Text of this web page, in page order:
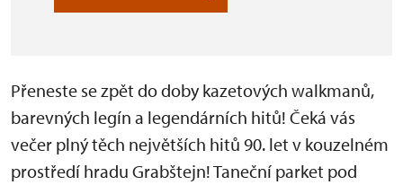
Přeneste se zpět do doby kazetových walkmanů,
barevných legín a legendárních hitů! Čeká vás
večer plný těch největších hitů 90. let v kouzelném
prostředí hradu Grabštejn! Taneční parket pod